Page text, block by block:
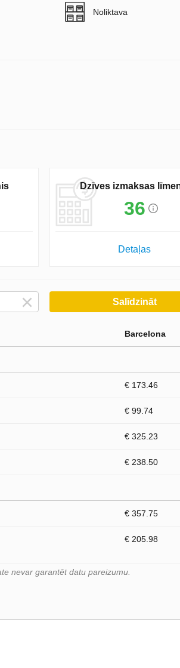
Noliktava
Dzīves izmaksas
36
Detaļas
Salīdzināt
Barcelona
€ 173.46
€ 99.74
€ 325.23
€ 238.50
€ 357.75
€ 205.98
nevar garantēt datu pareizumu.